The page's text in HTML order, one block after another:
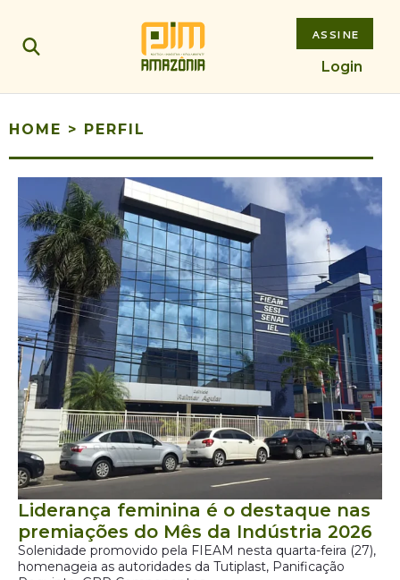
ASSINE
Login
HOME > PERFIL
Liderança feminina é o destaque nas
premiações do Mês da Indústria 2026
Solenidade promovido pela FIEAM nesta quarta-feira (27),
homenageia as autoridades da Tutiplast, Panificação